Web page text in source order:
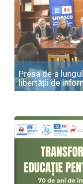
Presa de-a
libertății de